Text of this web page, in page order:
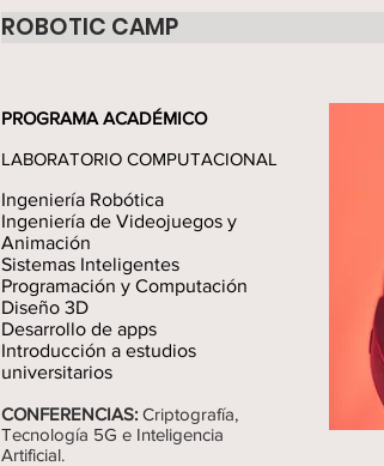
ROBOTIC CAMP
PROGRAMA ACADÉMICO
LABORATORIO COMPUTACIONAL
Ingeniería Robótica
Ingeniería de Videojuegos y
Animación
Sistemas Inteligentes
Programación y Computación
Diseño 3D
Desarrollo de apps
Introducción a estudios
universitarios
CONFERENCIAS: Criptografía,
Tecnología 5G e Inteligencia
Artificial.